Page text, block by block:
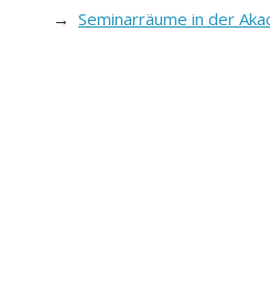
→ Seminarräume in der